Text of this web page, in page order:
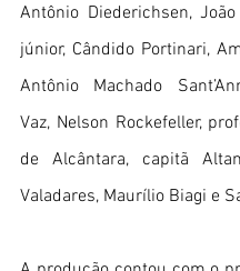
Antônio Diederichsen,
júnior, Cândido Portinari,
Antônio Machado
Vaz, Nelson Rockefeller,
de Alcântara, capitã
Valadares, Maurílio Biagi e